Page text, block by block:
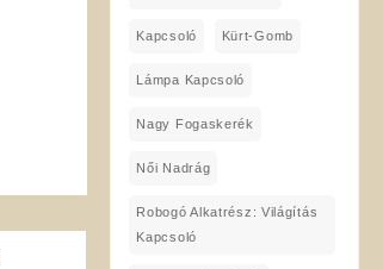
Kapcsoló Kürt-Gomb
Lámpa Kapcsoló
Nagy Fogaskerék
Női Nadrág
Robogó Alkatrész: Világítás
Kapcsoló